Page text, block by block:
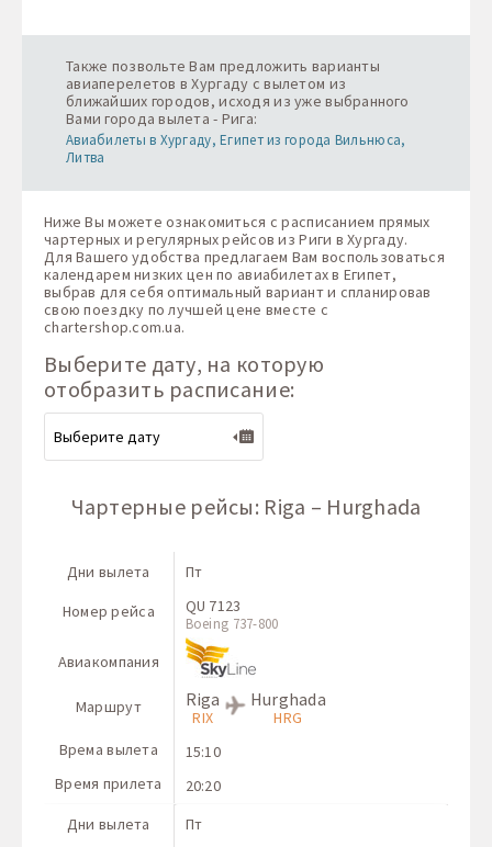
Также позвольте Вам предложить варианты
авиаперелетов в Хургаду с вылетом из
ближайших городов, исходя из уже выбранного
Вами города вылета - Рига:
Авиабилеты в Хургаду, Египет из города Вильнюса,
Литва
Ниже Вы можете ознакомиться с расписанием прямых
чартерных и регулярных рейсов из Риги в Хургаду.
Для Вашего удобства предлагаем Вам воспользоваться
календарем низких цен по авиабилетах в Египет,
выбрав для себя оптимальный вариант и спланировав
свою поездку по лучшей цене вместе с
chartershop.com.ua.
Выберите дату, на которую
отобразить расписание:
Чартерные рейсы: Riga – Hurghada
Дни вылета
Номер рейса
Авиакомпания
Маршрут
Врема вылета
Время прилета
Пт
QU 7123
Boeing 737-800
Riga
RIX
Hurghada
HRG
15:10
20:20
Дни вылета
Пт